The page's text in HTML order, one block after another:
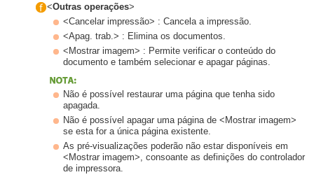
<Outras operações>
<Cancelar impressão> : Cancela a impressão.
<Apag. trab.> : Elimina os documentos.
<Mostrar imagem> : Permite verificar o conteúdo do
documento e também selecionar e apagar páginas.
Não é possível restaurar uma página que tenha sido
apagada.
Não é possível apagar uma página de <Mostrar imagem>
se esta for a única página existente.
As pré-visualizações poderão não estar disponíveis em
<Mostrar imagem>, consoante as definições do controlador
de impressora.